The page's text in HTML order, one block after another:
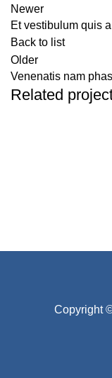
Newer
Et vestibulum quis
Back to list
Older
Venenatis nam
Related
Copyright